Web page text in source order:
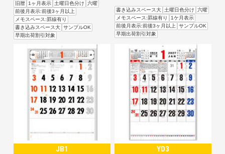
旧暦 1ヶ月表示 土曜日色分け
六曜
前後月表示:前後3ヶ月以上
メモスペース:罫線有り
書き込みスペース大 サンプルOK
早期出荷割引対象
書き込みスペース大 土曜日色分け
六曜
メモスペース:罫線有り
1ケ月表示
前後月表示:前後3ヶ月以上
サンプルOK
早期出荷割引対象
JB1 YD3